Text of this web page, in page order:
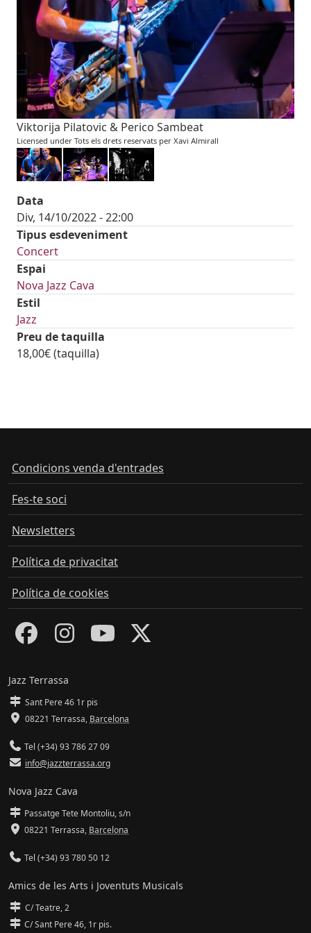
Viktorija Pilatovic & Perico Sambeat
Licensed under Tots els drets reservats per Xavi Almirall
Data
Div, 14/10/2022 - 22:00
Tipus esdeveniment
Concert
Espai
Nova Jazz Cava
Estil
Jazz
Preu de taquilla
18,00€ (taquilla)
Condicions venda d'entrades
Fes-te soci
Newsletters
Política de privacitat
Política de cookies
Jazz Terrassa
Sant Pere 46 1r pis
08221 Terrassa, Barcelona
Tel (+34) 93 786 27 09
info@jazzterrassa.org
Nova Jazz Cava
Passatge Tete Montoliu, s/n
08221 Terrassa, Barcelona
Tel (+34) 93 780 50 12
Amics de les Arts i Joventuts Musicals
C/ Teatre, 2
C/ Sant Pere 46, 1r pis.